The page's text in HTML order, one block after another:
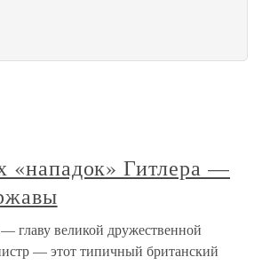
«нападок» Гитлера —
главу великой дружественной
— этот типичный британский